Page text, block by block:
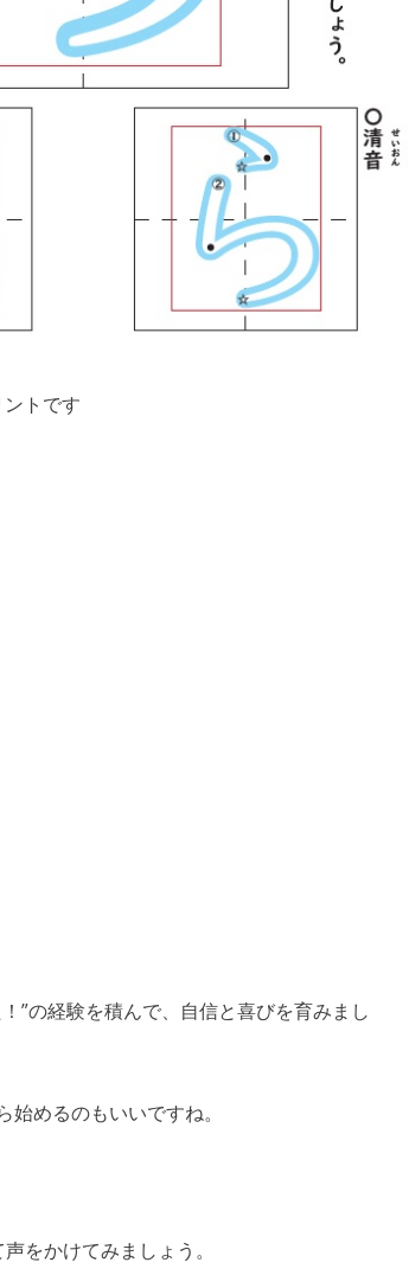
トです
”の経験を積んで、自信と喜びを育みまし
めるのもいいですね。
をかけてみましょう。